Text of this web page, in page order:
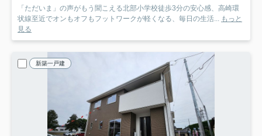
「ただいま」の声がもう聞こえる北部小学校徒歩3分の安心感、高崎環
状線至近でオンもオフもフットワークが軽くなる、毎日の生活... もっと
見る
新築一戸建